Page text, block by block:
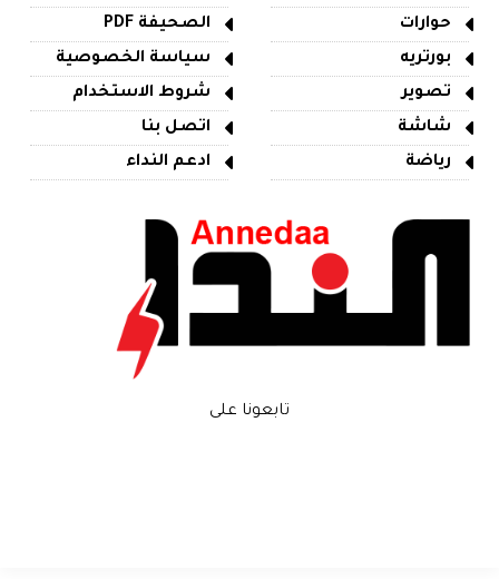
حوارات
بورتريه
تصوير
شاشة
رياضة
الصحيفة PDF
سياسة الخصوصية
شروط الاستخدام
اتصل بنا
ادعم النداء
تابعونا على